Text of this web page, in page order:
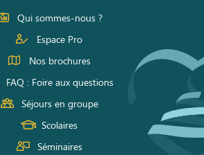
Facebook
InstagramYoutube
Qui sommes-nous ?
Espace Pro
Nos brochures
FAQ : Foire aux questions
Séjours en groupe
Scolaires
Séminaires